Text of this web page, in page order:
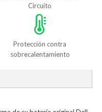
Circuito
Protección contra
sobrecalentamiento